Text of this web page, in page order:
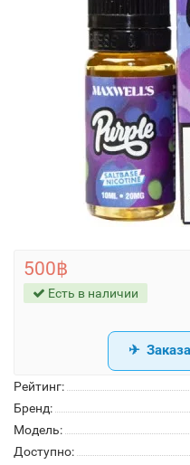
Рейтинг:
Бренд:
Модель:
Доступно:
500฿
Есть в наличии